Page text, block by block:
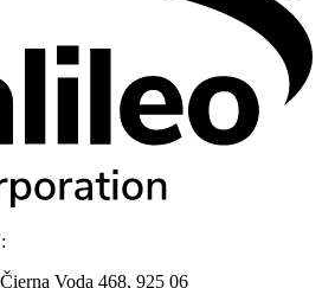
Voda 468, 925 06